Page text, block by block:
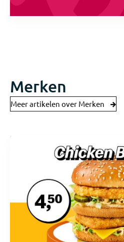
Merken
Meer artikelen over Merken